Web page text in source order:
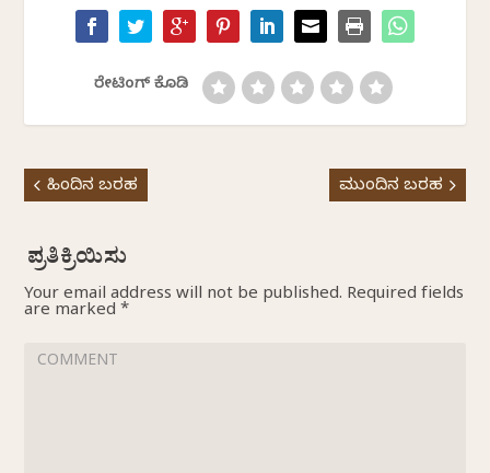
ರೇಟಿಂಗ್ ಕೊಡಿ
ಹಿಂದಿನ ಬರಹ ಮುಂದಿನ ಬರಹ
Your email address will not be published. Required fields
are marked *